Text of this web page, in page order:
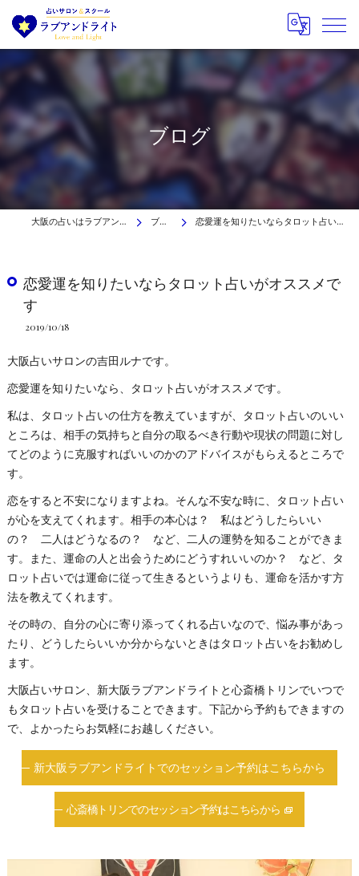
ブログ
大阪の占いはラブアンドライト ブログ 恋愛運を知りたいならタロット占いがオススメです
恋愛運を知りたいならタロット占いがオススメで
す
2019/10/18
大阪占いサロンの吉田ルナです。
恋愛運を知りたいなら、タロット占いがオススメです。
私は、タロット占いの仕方を教えていますが、タロット占いのいい
ところは、相手の気持ちと自分の取るべき行動や現状の問題に対し
てどのように克服すればいいのかのアドバイスがもらえるところで
す。
恋をすると不安になりますよね。そんな不安な時に、タロット占い
が心を支えてくれます。相手の本心は？ 私はどうしたらいい
の？ 二人はどうなるの？ など、二人の運勢を知ることができま
す。また、運命の人と出会うためにどうすれいいのか？ など、タ
ロット占いでは運命に従って生きるというよりも、運命を活かす方
法を教えてくれます。
その時の、自分の心に寄り添ってくれる占いなので、悩み事があっ
たり、どうしたらいいか分からないときはタロット占いをお勧めし
ます。
大阪占いサロン、新大阪ラブアンドライトと心斎橋トリンでいつで
もタロット占いを受けることできます。下記から予約もできますの
で、よかったらお気軽にお越しください。
新大阪ラブアンドライトでのセッション予約はこちらから
心斎橋トリンでのセッション予約はこちらから